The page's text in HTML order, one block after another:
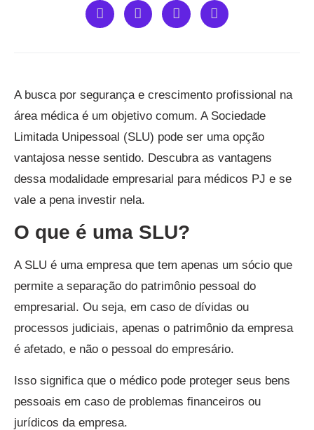
A busca por segurança e crescimento profissional na
área médica é um objetivo comum. A Sociedade
Limitada Unipessoal (SLU) pode ser uma opção
vantajosa nesse sentido. Descubra as vantagens
dessa modalidade empresarial para médicos PJ e se
vale a pena investir nela.
O que é uma SLU?
A SLU é uma empresa que tem apenas um sócio que
permite a separação do patrimônio pessoal do
empresarial. Ou seja, em caso de dívidas ou
processos judiciais, apenas o patrimônio da empresa
é afetado, e não o pessoal do empresário.
Isso significa que o médico pode proteger seus bens
pessoais em caso de problemas financeiros ou
jurídicos da empresa.